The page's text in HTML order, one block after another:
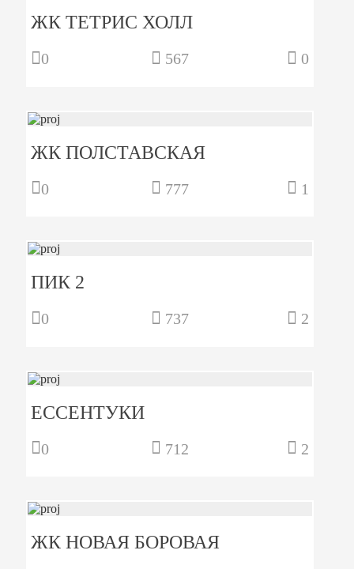
ЖК ТЕТРИС ХОЛЛ
0 567 0
ЖК ПОЛСТАВСКАЯ
0 777 1
ПИК 2
0 737 2
ЕССЕНТУКИ
0 712 2
ЖК НОВАЯ БОРОВАЯ